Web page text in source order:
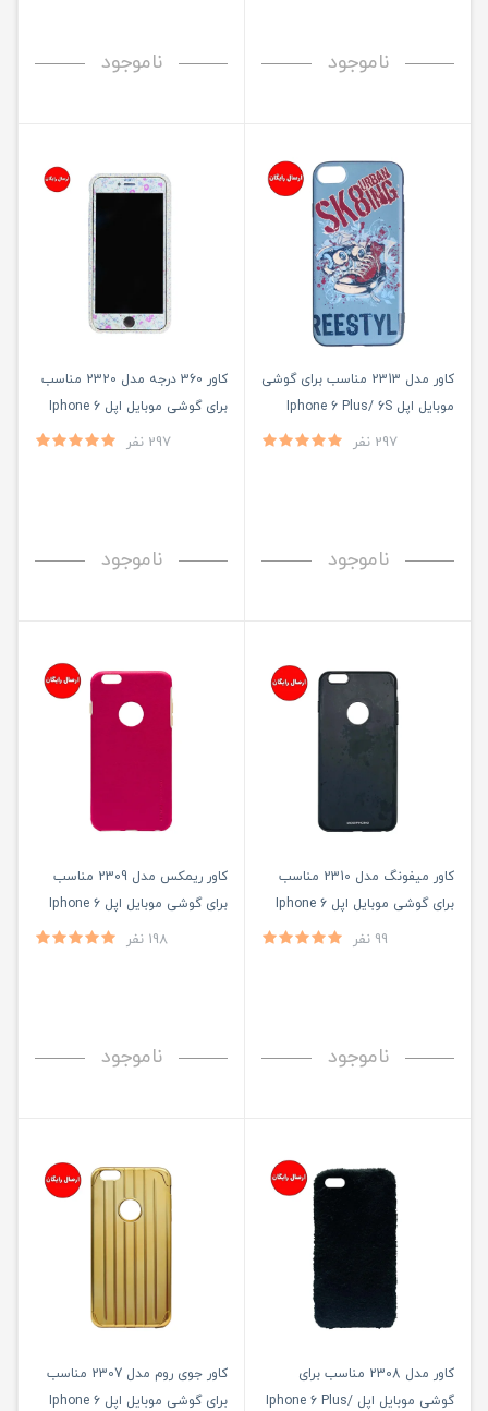
ناموجود ناموجود
کاور مدل 2313 مناسب برای گوشی
موبایل اپل Iphone 6 Plus/ 6S
297 نفر
ناموجود
کاور 360 درجه مدل 2320 مناسب
برای گوشی موبایل اپل Iphone 6
Plus / 6S Plus
297 نفر
ناموجود
کاور میفونگ مدل 2310 مناسب
برای گوشی موبایل اپل Iphone 6
Plus/ 6S Plus
99 نفر
ناموجود
کاور ریمکس مدل 2309 مناسب
برای گوشی موبایل اپل Iphone 6
Plus/ 6S Plus
198 نفر
ناموجود
کاور مدل 2308 مناسب برای
گوشی موبایل اپل Iphone 6 Plus/
کاور جوی روم مدل 2307 مناسب
برای گوشی موبایل اپل Iphone 6